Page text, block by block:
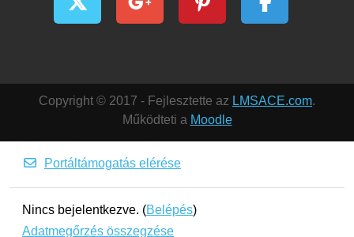
Copyright © 2017 - Fejlesztette az LMSACE.com.
Működteti a Moodle
Portáltámogatás elérése
Nincs bejelentkezve. (Belépés)
Adatmegőrzés összegzése